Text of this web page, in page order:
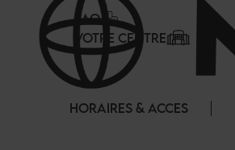
FAQ
VOTRE CENTRE
HORAIRES & ACCES
Panneau de gestion des cookies